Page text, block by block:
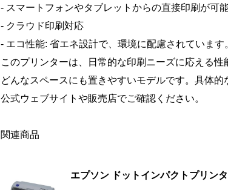
- スマートフォンやタブレットからの直接印刷が可
- クラウド印刷対応
- エコ性能: 省エネ設計で、環境に配慮されています
このプリンターは、日常的な印刷ニーズに応える
どんなスペースにも置きやすいモデルです。具体
公式ウェブサイトや販売店でご確認ください。
関連商品
エプソン ドットインパクトプリン